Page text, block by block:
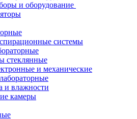
и оборудование
системы
стеклянные
и механические
и влажности
камеры